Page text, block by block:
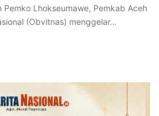
Pemko Lhokseumawe, Pemkab Aceh
(Obvitnas) menggelar…